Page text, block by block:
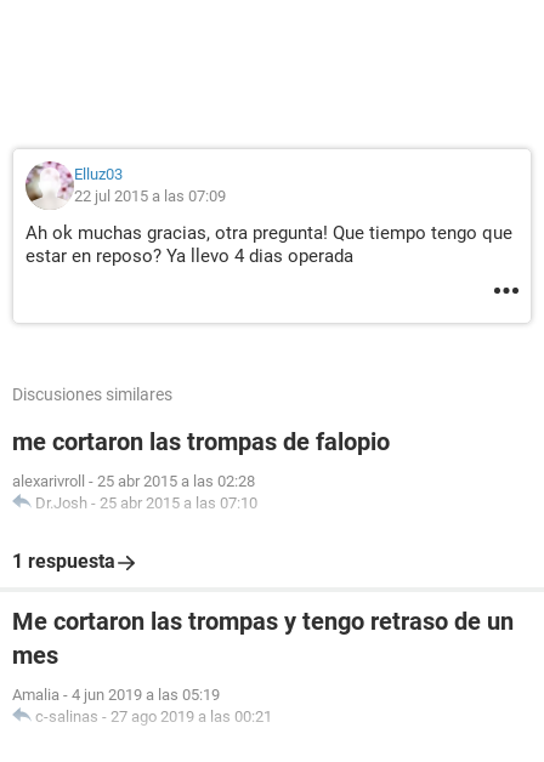
Elluz03
22 jul 2015 a las 07:09
Ah ok muchas gracias, otra pregunta! Que tiempo tengo que
estar en reposo? Ya llevo 4 dias operada
Discusiones similares
me cortaron las trompas de falopio
alexarivroll - 25 abr 2015 a las 02:28
Dr.Josh - 25 abr 2015 a las 07:10
1 respuesta
Me cortaron las trompas y tengo retraso de un
mes
Amalia - 4 jun 2019 a las 05:19
c-salinas - 27 ago 2019 a las 00:21